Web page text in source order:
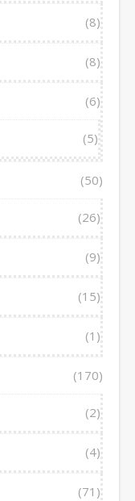
(8)
(8)
(6)
(5)
(50)
(26)
(9)
(15)
(1)
(170)
(2)
(4)
(71)